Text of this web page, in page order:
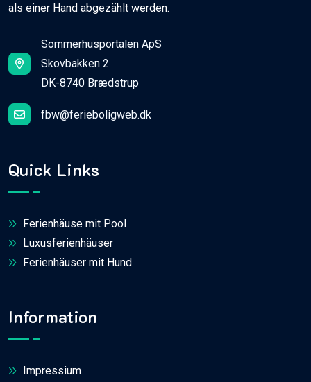
als einer Hand abgezählt werden.
Sommerhusportalen ApS
Skovbakken 2
DK-8740 Brædstrup
fbw@ferieboligweb.dk
Quick Links
Ferienhäuse mit Pool
Luxusferienhäuser
Ferienhäuser mit Hund
Information
Impressium